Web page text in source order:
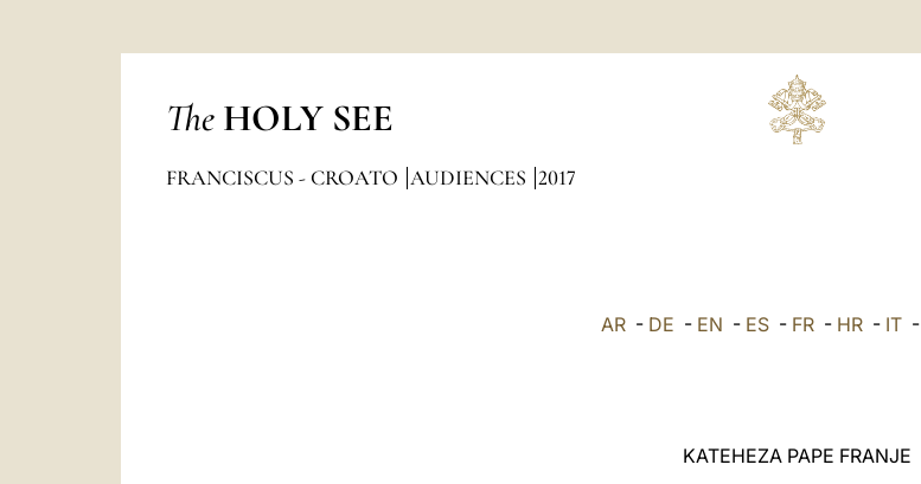
The HOLY SEE
FRANCISCUS - CROATO AUDIENCES 2017
AR- DE - EN - ES- FR- HR- IT-
KATEHEZA PAPE FRANJE